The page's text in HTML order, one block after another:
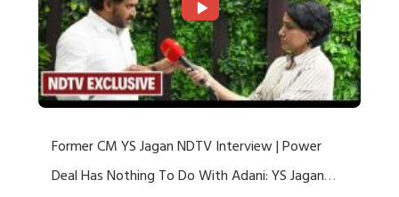
Former CM YS Jagan NDTV Interview | Power
Deal Has Nothing To Do With Adani: YS Jagan